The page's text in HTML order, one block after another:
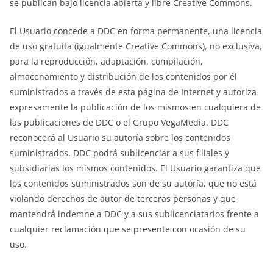
se publican bajo licencia abierta y libre Creative Commons.
El Usuario concede a DDC en forma permanente, una licencia
de uso gratuita (igualmente Creative Commons), no exclusiva,
para la reproducción, adaptación, compilación,
almacenamiento y distribución de los contenidos por él
suministrados a través de esta página de Internet y autoriza
expresamente la publicación de los mismos en cualquiera de
las publicaciones de DDC o el Grupo VegaMedia. DDC
reconocerá al Usuario su autoría sobre los contenidos
suministrados. DDC podrá sublicenciar a sus filiales y
subsidiarias los mismos contenidos. El Usuario garantiza que
los contenidos suministrados son de su autoría, que no está
violando derechos de autor de terceras personas y que
mantendrá indemne a DDC y a sus sublicenciatarios frente a
cualquier reclamación que se presente con ocasión de su
uso.